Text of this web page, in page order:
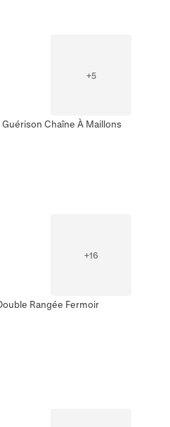
+5
Chaîne À Maillons
+16
Rangée Fermoir